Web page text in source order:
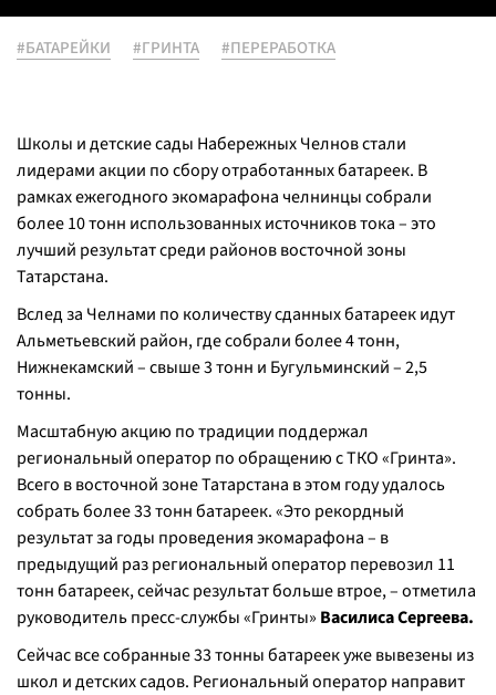
#БАТАРЕЙКИ #ГРИНТА #ПЕРЕРАБОТКА
Школы и детские сады Набережных Челнов стали
лидерами акции по сбору отработанных батареек. В
рамках ежегодного экомарафона челнинцы собрали
более 10 тонн использованных источников тока – это
лучший результат среди районов восточной зоны
Татарстана.
Вслед за Челнами по количеству сданных батареек идут
Альметьевский район, где собрали более 4 тонн,
Нижнекамский – свыше 3 тонн и Бугульминский – 2,5
тонны.
Масштабную акцию по традиции поддержал
региональный оператор по обращению с ТКО «Гринта».
Всего в восточной зоне Татарстана в этом году удалось
собрать более 33 тонн батареек. «Это рекордный
результат за годы проведения экомарафона – в
предыдущий раз региональный оператор перевозил 11
тонн батареек, сейчас результат больше втрое, – отметила
руководитель пресс-службы «Гринты» Василиса Сергеева.
Сейчас все собранные 33 тонны батареек уже вывезены из
школ и детских садов. Региональный оператор направит